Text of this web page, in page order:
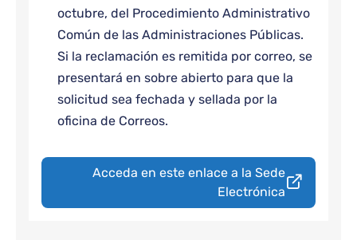
octubre, del Procedimiento Administrativo
Común de las Administraciones Públicas.
Si la reclamación es remitida por correo, se
presentará en sobre abierto para que la
solicitud sea fechada y sellada por la
oficina de Correos.
Acceda en este enlace a la Sede
Electrónica